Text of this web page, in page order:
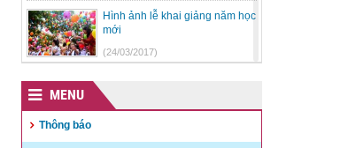
Hình ảnh lễ khai giảng năm học
mới
(24/03/2017)
giám sát và thi hành kỷ luật
trong Đảng
(24/03/2017)
MENU
Thông báo